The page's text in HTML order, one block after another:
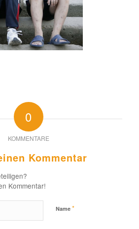
0
KOMMENTARE
Kommentar
Kommentar!
Name *